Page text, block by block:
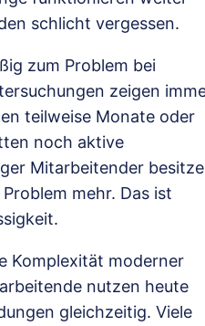
schlicht vergessen.
zum Problem bei
zeigen
teilweise Monate oder
noch aktive
Mitarbeitender
mehr. Das ist
Komplexität moderner
nutzen heute
gleichzeitig. Viele